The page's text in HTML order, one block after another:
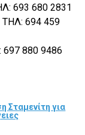
693 680 2831
694 459
880 9486
Σταμενίτη για